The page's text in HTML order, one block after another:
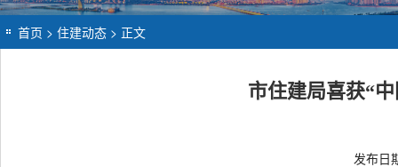
首页 > 住建动态 > 正文
市住建局喜获“
发布日